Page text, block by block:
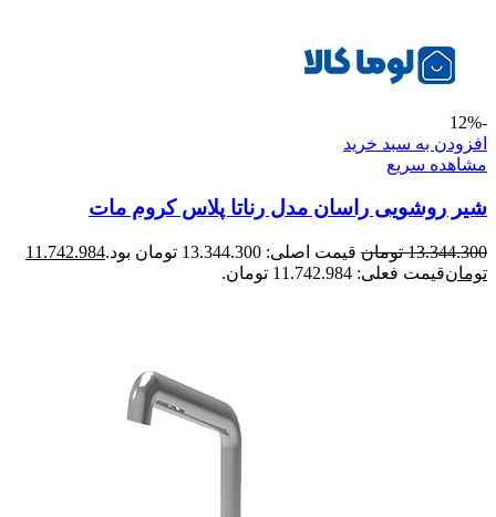
-12%
افزودن به سبد خرید
مشاهده سریع
شیر روشویی راسان مدل رناتا پلاس کروم مات
13.344.300 تومان قیمت اصلی: 13.344.300 تومان بود.
11.742.984
تومانقیمت فعلی: 11.742.984 تومان.